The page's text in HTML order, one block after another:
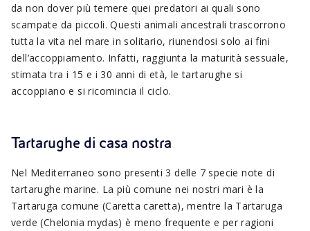
da non dover più temere quei predatori ai quali sono
scampate da piccoli. Questi animali ancestrali trascorrono
tutta la vita nel mare in solitario, riunendosi solo ai fini
dell’accoppiamento. Infatti, raggiunta la maturità sessuale,
stimata tra i 15 e i 30 anni di età, le tartarughe si
accoppiano e si ricomincia il ciclo.
Tartarughe di casa nostra
Nel Mediterraneo sono presenti 3 delle 7 specie note di
tartarughe marine. La più comune nei nostri mari è la
Tartaruga comune (Caretta caretta), mentre la Tartaruga
verde (Chelonia mydas) è meno frequente e per ragioni